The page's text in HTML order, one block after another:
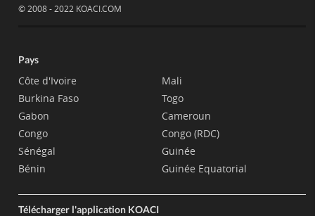
© 2008 - 2022 KOACI.COM
Pays
Côte d'Ivoire
Burkina Faso
Gabon
Congo
Sénégal
Bénin
Mali
Togo
Cameroun
Congo (RDC)
Guinée
Guinée Equatorial
Télécharger l'application KOACI